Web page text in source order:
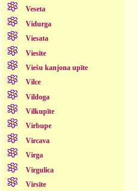
Veseta
Vidurga
Viesata
Viesīte
Viešu kanjona upīte
Vilce
Vildoga
Vilkupīte
Virbupe
Vircava
Virga
Virgulica
Virsīte